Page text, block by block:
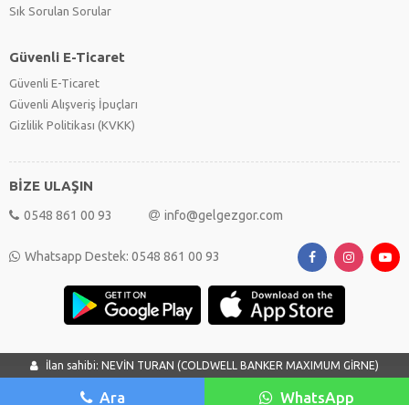
İlan sahibi: NEVİN TURAN (COLDWELL BANKER MAXIMUM GİRNE)
Ara WhatsApp
Sık Sorulan Sorular
Güvenli E-Ticaret
Güvenli E-Ticaret
Güvenli Alışveriş İpuçları
Gizlilik Politikası (KVKK)
BİZE ULAŞIN
0548 861 00 93 info@gelgezgor.com
Whatsapp Destek: 0548 861 00 93